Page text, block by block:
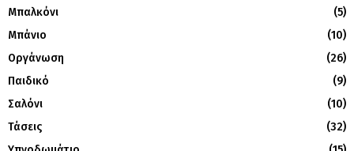
Μπαλκόνι
(5)
Μπάνιο
(10)
Οργάνωση
(26)
Παιδικό
(9)
Σαλόνι
(10)
Τάσεις
(32)